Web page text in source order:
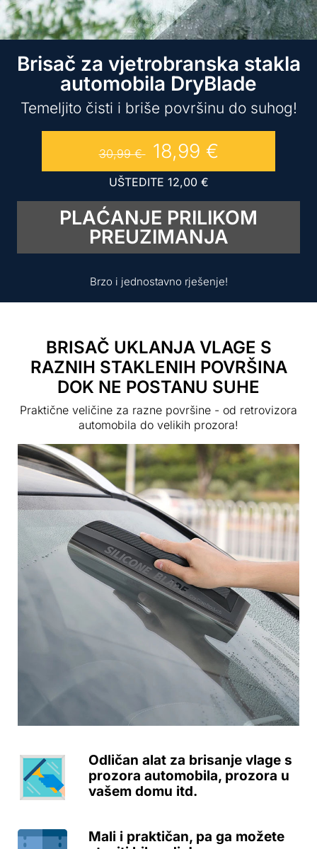
Brisač za vjetrobranska stakla
automobila DryBlade
Temeljito čisti i briše površinu do suhog!
30,99€ 18,99 €
UŠTEDITE 12,00 €
PLAĆANJE PRILIKOM
PREUZIMANJA
Brzo i jednostavno rješenje!
BRISAČ UKLANJA VLAGE S
RAZNIH STAKLENIH POVRŠINA
DOK NE POSTANU SUHE
Praktične veličine za razne površine - od retrovizora
automobila do velikih prozora!
Odličan alat za brisanje vlage s
prozora automobila, prozora u
vašem domu itd.
Mali i praktičan, pa ga možete